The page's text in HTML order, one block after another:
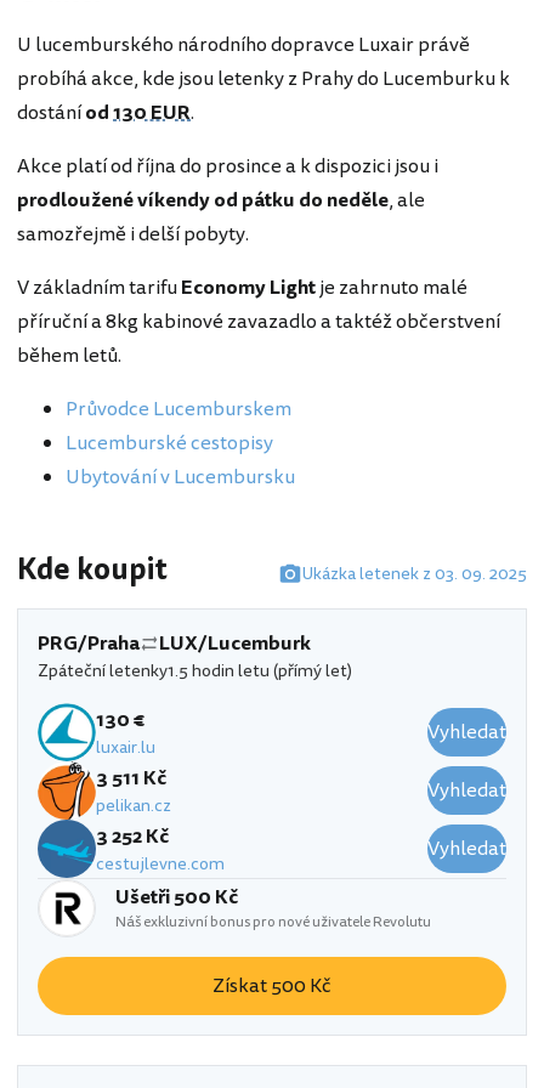
U lucemburského národního dopravce Luxair právě
probíhá akce, kde jsou letenky z Prahy do Lucemburku k
dostáníod130 EUR.
Akce platí od října do prosince a k dispozici jsou i
prodloužené víkendy od pátku do neděle, ale
samozřejmě i delší pobyty.
V základním tarifuEconomy Lightje zahrnuto malé
příruční a 8kg kabinové zavazadlo a taktéž občerstvení
během letů.
Průvodce Lucemburskem
Lucemburské cestopisy
Ubytování v Lucembursku
Kde koupit Ukázka letenek z 03. 09. 2025
PRG/Praha LUX/Lucemburk
Zpáteční letenky1.5 hodin letu (přímý let)
130 €
luxair.lu
Vyhledat
3 511 Kč
pelikan.cz
Vyhledat
3 252 Kč
cestujlevne.com
Vyhledat
Ušetři 500 Kč
Náš exkluzivní bonus pro nové uživatele Revolutu
Získat 500 Kč